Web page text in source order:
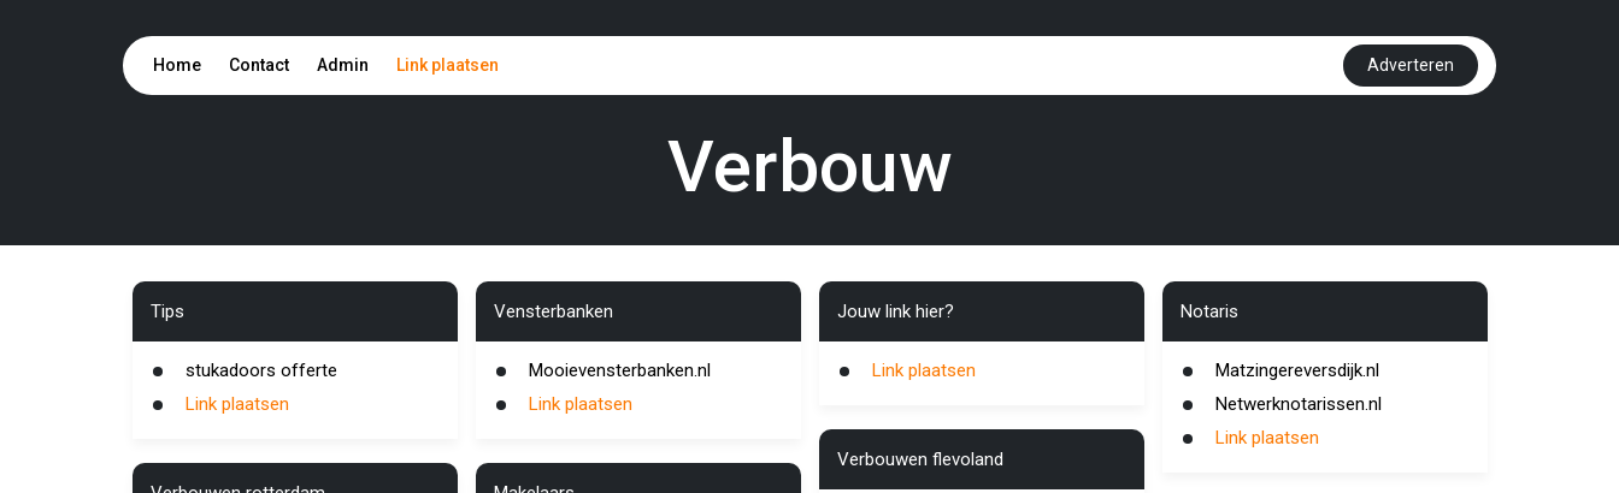
Home Contact Admin Link plaatsen Adverteren
Verbouw
Tips
stukadoors offerte
Link plaatsen
Vensterbanken
Mooievensterbanken.nl
Link plaatsen
Jouw link hier?
Link plaatsen
Verbouwen flevoland
Notaris
Matzingereversdijk.nl
Netwerknotarissen.nl
Link plaatsen